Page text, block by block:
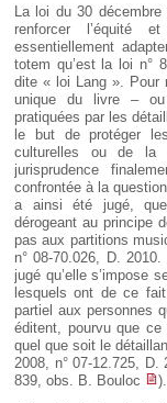
La loi du 30
renforcer l’équité
essentiellement
totem qu’est la loi n°
dite « loi Lang ». Pour
unique du livre – ou
pratiquées par les
le but de protéger
culturelles ou de la
jurisprudence
confrontée à la
a ainsi été jugé,
dérogeant au principe
pas aux partitions
n° 08-70.026, D.
jugé qu’elle s’impose
lesquels ont de ce
partiel aux personnes
éditent, pourvu que ce
quel que soit le
2008, n° 07-12.725,
839, obs. B. Bouloc
).